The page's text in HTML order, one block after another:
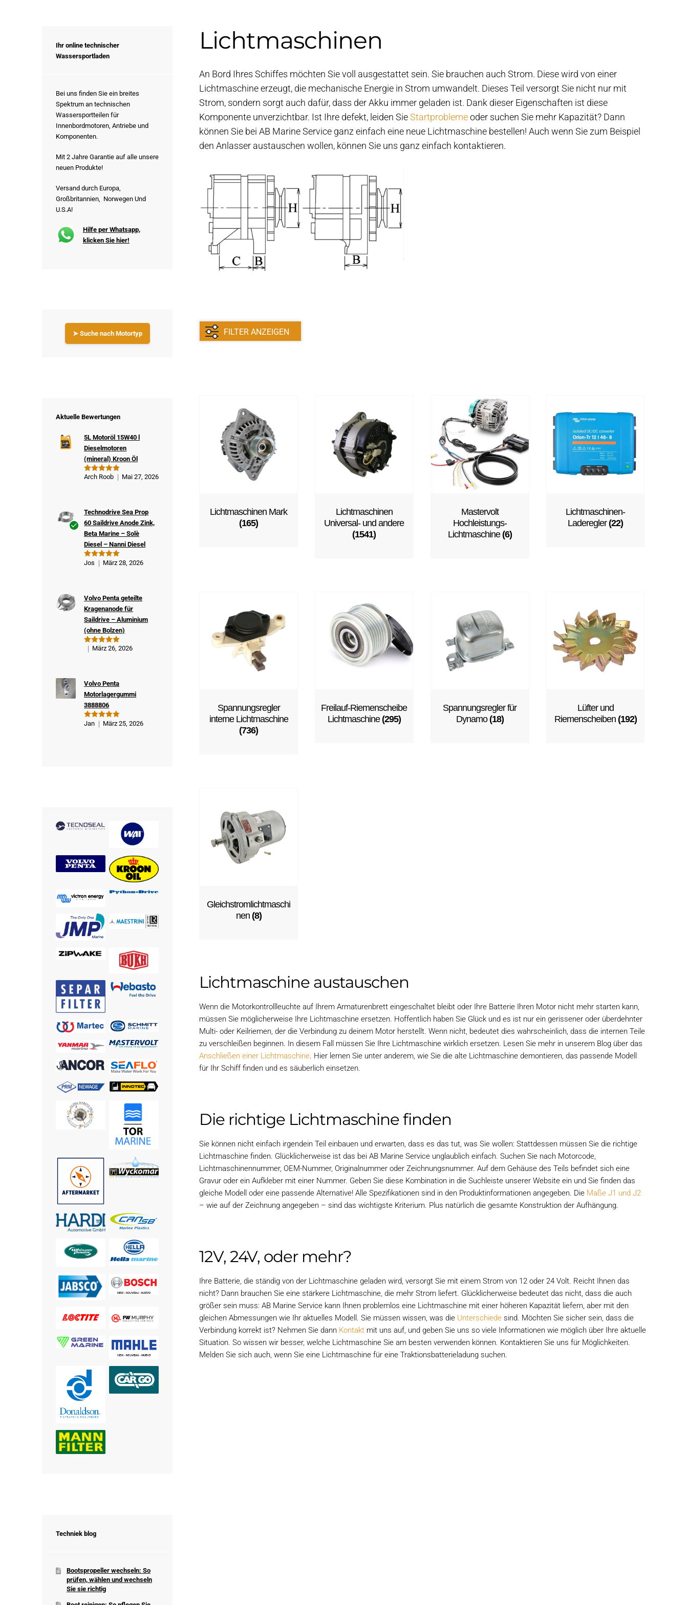
Lichtmaschinen
An Bord Ihres Schiffes möchten Sie voll ausgestattet sein. Sie brauchen auch Strom. Diese wird von einer
Lichtmaschine erzeugt, die mechanische Energie in Strom umwandelt. Dieses Teil versorgt Sie nicht nur mit
Strom, sondern sorgt auch dafür, dass der Akku immer geladen ist. Dank dieser Eigenschaften ist diese
Komponente unverzichtbar. Ist Ihre defekt, leiden SieStartprobleme oder suchen Sie mehr Kapazität? Dann
können Sie bei AB Marine Service ganz einfach eine neue Lichtmaschine bestellen! Auch wenn Sie zum Beispiel
den Anlasser austauschen wollen, können Sie uns ganz einfach kontaktieren.
FILTER ANZEIGEN
Lichtmaschinen Mark
(165)
Lichtmaschinen
Universal- und andere
(1541)
Mastervolt
Hochleistungs-
Lichtmaschine(6)
Lichtmaschinen-
Laderegler(22)
Spannungsregler
interne Lichtmaschine
(736)
Freilauf-Riemenscheibe
Lichtmaschine(295)
Spannungsregler für
Dynamo(18)
Lüfter und
Riemenscheiben(192)
Gleichstromlichtmaschi
nen(8)
Lichtmaschine austauschen
Wenn die Motorkontrollleuchte auf Ihrem Armaturenbrett eingeschaltet bleibt oder Ihre Batterie Ihren Motor nicht mehr starten kann,
müssen Sie möglicherweise Ihre Lichtmaschine ersetzen. Hoffentlich haben Sie Glück und es ist nur ein gerissener oder überdehnter
Multi- oder Keilriemen, der die Verbindung zu deinem Motor herstellt. Wenn nicht, bedeutet dies wahrscheinlich, dass die internen Teile
zu verschleißen beginnen. In diesem Fall müssen Sie Ihre Lichtmaschine wirklich ersetzen. Lesen Sie mehr in unserem Blog über das
Anschließen einer Lichtmaschine. Hier lernen Sie unter anderem, wie Sie die alte Lichtmaschine demontieren, das passende Modell
für Ihr Schiff finden und es säuberlich einsetzen.
Die richtige Lichtmaschine finden
Sie können nicht einfach irgendein Teil einbauen und erwarten, dass es das tut, was Sie wollen: Stattdessen müssen Sie die richtige
Lichtmaschine finden. Glücklicherweise ist das bei AB Marine Service unglaublich einfach. Suchen Sie nach Motorcode,
Lichtmaschinennummer, OEM-Nummer, Originalnummer oder Zeichnungsnummer. Auf dem Gehäuse des Teils befindet sich eine
Gravur oder ein Aufkleber mit einer Nummer. Geben Sie diese Kombination in die Suchleiste unserer Website ein und Sie finden das
gleiche Modell oder eine passende Alternative! Alle Spezifikationen sind in den Produktinformationen angegeben. Die Maße J1 und J2
– wie auf der Zeichnung angegeben – sind das wichtigste Kriterium. Plus natürlich die gesamte Konstruktion der Aufhängung.
12V, 24V, oder mehr?
Ihre Batterie, die ständig von der Lichtmaschine geladen wird, versorgt Sie mit einem Strom von 12 oder 24 Volt. Reicht Ihnen das
nicht? Dann brauchen Sie eine stärkere Lichtmaschine, die mehr Strom liefert. Glücklicherweise bedeutet das nicht, dass die auch
größer sein muss: AB Marine Service kann Ihnen problemlos eine Lichtmaschine mit einer höheren Kapazität liefern, aber mit den
gleichen Abmessungen wie Ihr aktuelles Modell. Sie müssen wissen, was die Unterschiede sind. Möchten Sie sicher sein, dass die
Verbindung korrekt ist? Nehmen Sie dann Kontakt mit uns auf, und geben Sie uns so viele Informationen wie möglich über Ihre aktuelle
Situation. So wissen wir besser, welche Lichtmaschine Sie am besten verwenden können. Kontaktieren Sie uns für Möglichkeiten.
Melden Sie sich auch, wenn Sie eine Lichtmaschine für eine Traktionsbatterieladung suchen.
Ihr online technischer
Wassersportladen
Bei uns finden Sie ein breites
Spektrum an technischen
Wassersportteilen für
Innenbordmotoren, Antriebe und
Komponenten.
Mit 2 Jahre Garantie auf alle unsere
neuen Produkte!
Versand durch Europa,
Großbritannien, Norwegen Und
U.S.A!
Hilfe per Whatsapp,
klicken Sie hier!
➤ Suche nach Motortyp
Aktuelle Bewertungen
Bewertet
5L Motoröl 15W40 l
Dieselmotoren
(mineral) Kroon Öl
Arch Roob Mai 27, 2026
r
Bewertet
Technodrive Sea Prop
60 Saildrive Anode Zink,
Beta Marine – Solè
Diesel – Nanni Diesel
Jos März 28, 2026
Bewertet
Volvo Penta geteilte
Kragenanode für
Saildrive – Aluminium
(ohne Bolzen)
März 26, 2026
Bewertet
Volvo Penta
Motorlagergummi
3888806
Jan März 25, 2026
Techniek blog
Bootspropeller wechseln: So
prüfen, wählen und wechseln
Sie sie richtig